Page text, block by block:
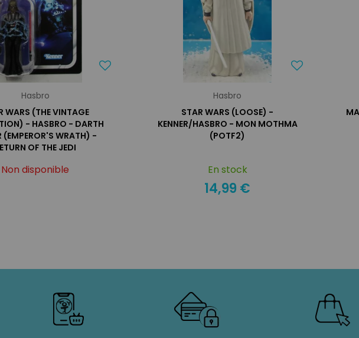
Hasbro
WARS (THE VINTAGE
- HASBRO - DARTH
(EMPEROR'S WRATH) -
OF THE JEDI
Non disponible
Hasbro
STAR WARS (LOOSE) -
KENNER/HASBRO - MON MOTHMA
(POTF2)
En stock
14,99 €